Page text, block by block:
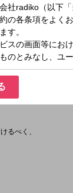
るべく、